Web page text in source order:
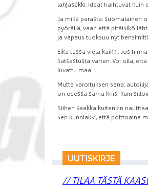
lahjasäkki: ideat haihtuvat kuin
Ja mikä parasta: suomalainen
pyörällä, vaan että pitäisikö
ja vapaus tuoksuu nyt
Eikä tässä vielä kaikki. Jos
katsastusta varten. Voi olla,
luvattu maa.
Mutta varoituksen sana:
on edessä sama kriisi kuin
Siihen saakka kuitenkin
sen kunniaksi, että polttoaine
UUTISKIRJE
// TILAA TÄSTÄ